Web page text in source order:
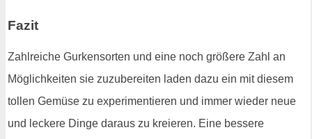
Fazit
Zahlreiche Gurkensorten und eine noch größere Zahl an
Möglichkeiten sie zuzubereiten laden dazu ein mit diesem
tollen Gemüse zu experimentieren und immer wieder neue
und leckere Dinge daraus zu kreieren. Eine bessere